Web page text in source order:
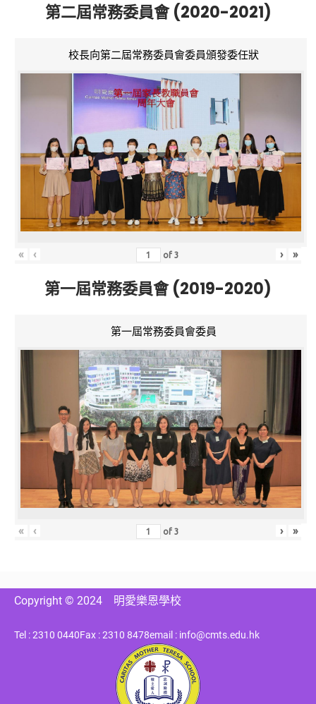
第二屆常務委員會 (2020-2021)
校長向第二屆常務委員會委員頒發委任狀
« ‹ of3 › »
第一屆常務委員會 (2019-2020)
第一屆常務委員會委員
« ‹ of3 › »
Copyright © 2024 明愛樂恩學校
Tel : 2310 0440Fax : 2310 8478email : info@cmts.edu.hk